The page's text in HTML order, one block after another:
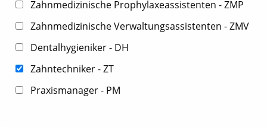
Zahnmedizinische Prophylaxeassistenten - ZMP
Zahnmedizinische Verwaltungsassistenten - ZMV
Dentalhygieniker - DH
Zahntechniker - ZT
Praxismanager - PM